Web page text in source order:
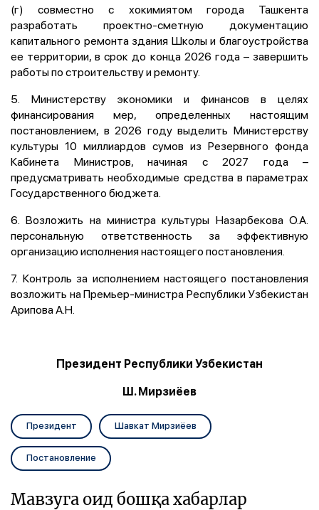
(г) совместно с хокимиятом города Ташкента
разработать проектно-сметную документацию
капитального ремонта здания Школы и благоустройства
ее территории, в срок до конца 2026 года – завершить
работы по строительству и ремонту.
5. Министерству экономики и финансов в целях
финансирования мер, определенных настоящим
постановлением, в 2026 году выделить Министерству
культуры 10 миллиардов сумов из Резервного фонда
Кабинета Министров, начиная с 2027 года –
предусматривать необходимые средства в параметрах
Государственного бюджета.
6. Возложить на министра культуры Назарбекова О.А.
персональную ответственность за эффективную
организацию исполнения настоящего постановления.
7. Контроль за исполнением настоящего постановления
возложить на Премьер-министра Республики Узбекистан
Арипова А.Н.
Президент Республики Узбекистан
Ш. Мирзиёев
Президент Шавкат Мирзиёев
Постановление
Мавзуга оид бошқа хабарлар